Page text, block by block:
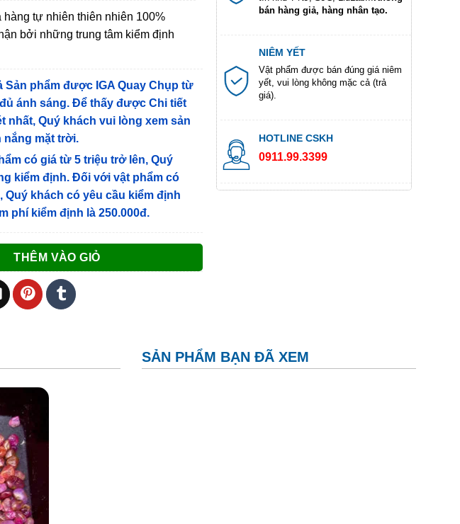
hàng tự nhiên thiên nhiên 100%
bởi những trung tâm kiểm định
Sản phẩm được IGA Quay Chụp từ
ánh sáng. Để thấy được Chi tiết
nhất, Quý khách vui lòng xem sản
nắng mặt trời.
có giá từ 5 triệu trở lên, Quý
kiểm định. Đối với vật phẩm có
Quý khách có yêu cầu kiểm định
phí kiểm định là 250.000đ.
THÊM VÀO GIỎ
bán hàng giả, hàng nhân tạo.
NIÊM YẾT
Vật phẩm được bán đúng giá niêm
yết, vui lòng không mặc cả (trả
giá).
HOTLINE CSKH
0911.99.3399
SẢN PHẨM BẠN ĐÃ XEM